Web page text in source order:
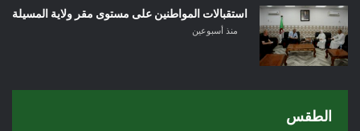
استقبالات المواطنين على مستوى مقر ولاية المسيلة
منذ أسبوعين
الطقس